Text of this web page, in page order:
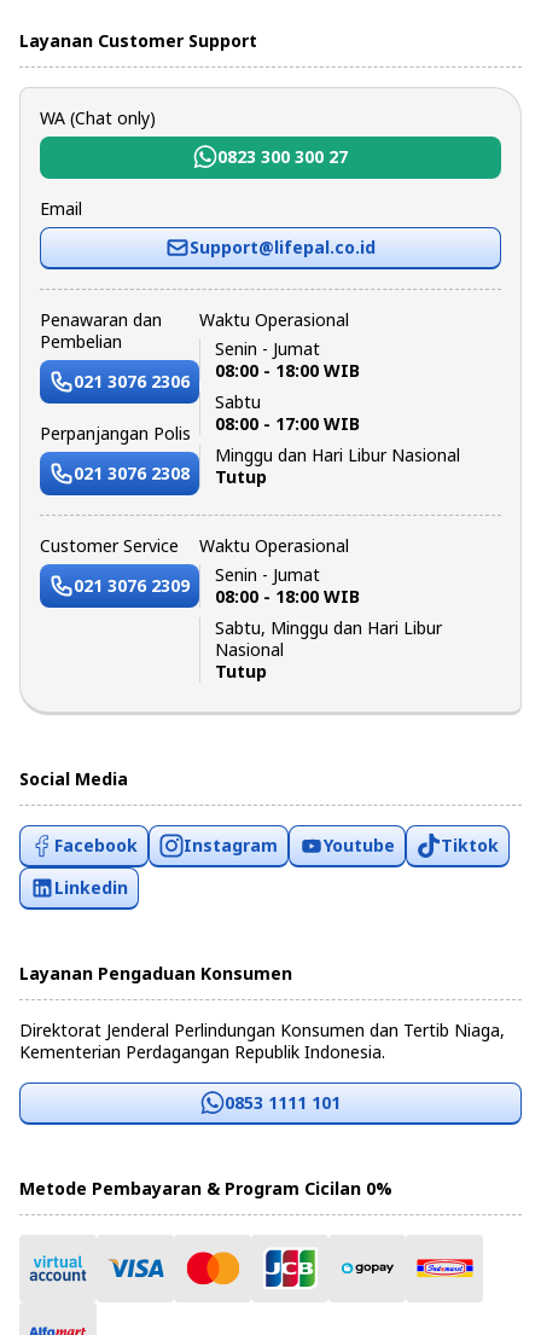
Layanan Customer Support
WA (Chat only)
0823 300 300 27
Email
Support@lifepal.co.id
Penawaran dan
Pembelian
021 3076 2306
Perpanjangan Polis
021 3076 2308
Waktu Operasional
Senin - Jumat
08:00 - 18:00 WIB
Sabtu
08:00 - 17:00 WIB
Minggu dan Hari Libur Nasional
Tutup
Customer Service
021 3076 2309
Waktu Operasional
Senin - Jumat
08:00 - 18:00 WIB
Sabtu, Minggu dan Hari Libur
Nasional
Tutup
Social Media
Facebook Instagram Youtube
Tiktok
Linkedin
Layanan Pengaduan Konsumen
Direktorat Jenderal Perlindungan Konsumen dan Tertib Niaga,
Kementerian Perdagangan Republik Indonesia.
0853 1111 101
Metode Pembayaran & Program Cicilan 0%